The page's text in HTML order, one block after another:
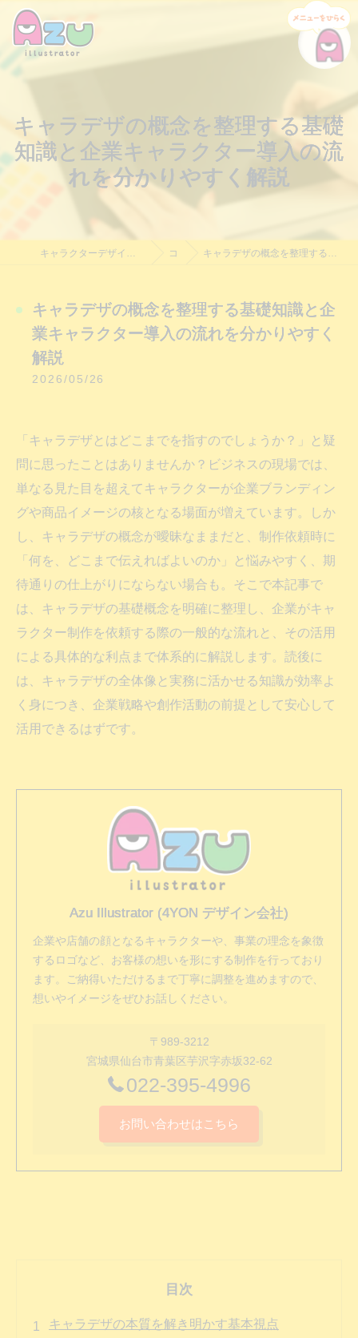
キャラデザの概念を整理する基礎
知識と企業キャラクター導入の流
れを分かりやすく解説
コラム キャラデザの概念を整理する基礎知識と企業キャラクター導入の流れを分かりやすく解説
キャラデザの概念を整理する基礎知識と企
業キャラクター導入の流れを分かりやすく
解説
2026/05/26
「キャラデザとはどこまでを指すのでしょうか？」と疑
問に思ったことはありませんか？ビジネスの現場では、
単なる見た目を超えてキャラクターが企業ブランディン
グや商品イメージの核となる場面が増えています。しか
し、キャラデザの概念が曖昧なままだと、制作依頼時に
「何を、どこまで伝えればよいのか」と悩みやすく、期
待通りの仕上がりにならない場合も。そこで本記事で
は、キャラデザの基礎概念を明確に整理し、企業がキャ
ラクター制作を依頼する際の一般的な流れと、その活用
による具体的な利点まで体系的に解説します。読後に
は、キャラデザの全体像と実務に活かせる知識が効率よ
く身につき、企業戦略や創作活動の前提として安心して
活用できるはずです。
Azu Illustrator (4YON デザイン会社)
企業や店舗の顔となるキャラクターや、事業の理念を象徴
するロゴなど、お客様の想いを形にする制作を行っており
ます。ご納得いただけるまで丁寧に調整を進めますので、
想いやイメージをぜひお話しください。
〒989-3212
宮城県仙台市青葉区芋沢字赤坂32-62
022-395-4996
お問い合わせはこちら
目次
キャラデザの本質を解き明かす基本視点